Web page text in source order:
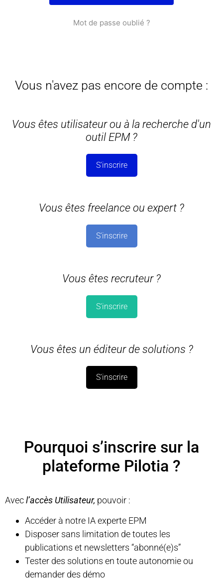
Mot de passe oublié ?
Vous n'avez pas encore de compte :
Vous êtes utilisateur ou à la recherche d'un
outil EPM ?
S'inscrire
Vous êtes freelance ou expert ?
S'inscrire
Vous êtes recruteur ?
S'inscrire
Vous êtes un éditeur de solutions ?
S'inscrire
Pourquoi s’inscrire sur la
plateforme Pilotia ?
Avecl’accès Utilisateur, pouvoir :
Accéder à notre IA experte EPM
Disposer sans limitation de toutes les
publications et newsletters “abonné(e)s”
Tester des solutions en toute autonomie ou
demander des démo